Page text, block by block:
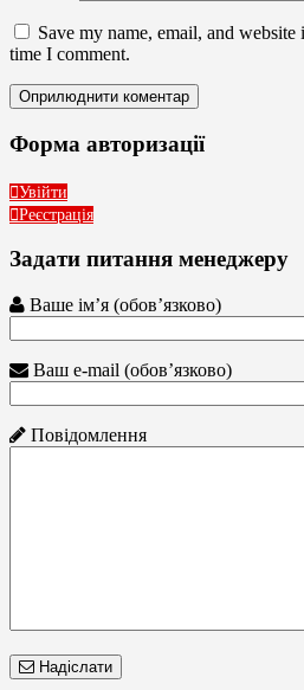
Save my name, email, and
time I comment.
Форма авторизації
Увійти
Реєстрація
Задати питання менеджеру
Ваше ім’я (обов’язково)
Ваш e-mail (обов’язково)
Повідомлення
Надіслати